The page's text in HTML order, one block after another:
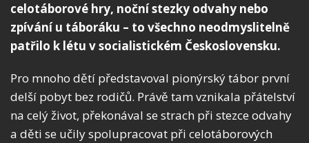
celotáborové hry, noční stezky odvahy nebo
zpívání u táboráku – to všechno neodmyslitelně
patřilo k létu v socialistickém Československu.
Pro mnoho dětí představoval pionýrský tábor první
delší pobyt bez rodičů. Právě tam vznikala přátelství
na celý život, překonával se strach při stezce odvahy
a děti se učily spolupracovat při celotáborových